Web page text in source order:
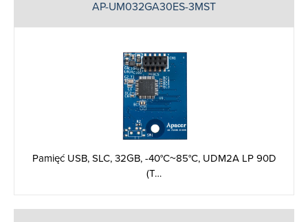
AP-UM032GA30ES-3MST
Pamięć USB, SLC, 32GB, -40°C~85°C, UDM2A LP 90D
(T…